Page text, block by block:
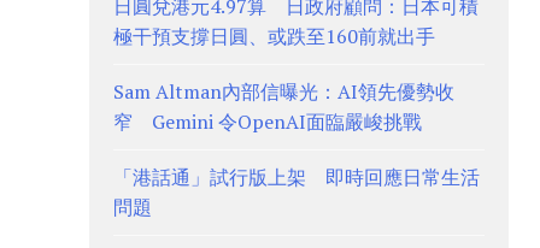
日圓兌港元4.97算 日政府顧問：日本可積
極干預支撐日圓、或跌至160前就出手
Sam Altman內部信曝光：AI領先優勢收
窄 Gemini 令OpenAI面臨嚴峻挑戰
「港話通」試行版上架 即時回應日常生活
問題